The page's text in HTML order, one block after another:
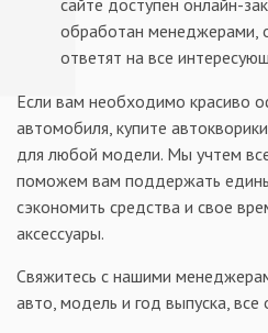
обработан менеджерами,
ответят на все
Если вам необходимо красиво
автомобиля, купите
для любой модели. Мы учтем
поможем вам поддержать
сэкономить средства и свое
аксессуары.
Свяжитесь с нашими
авто, модель и год выпуска,